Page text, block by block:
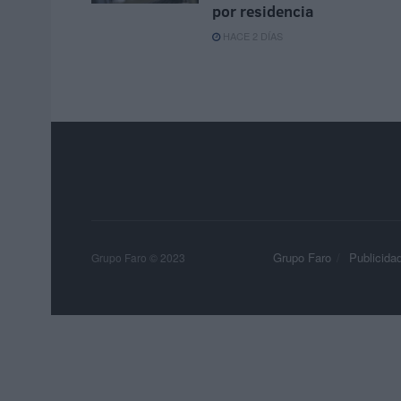
por residencia
HACE 2 DÍAS
Grupo Faro
Grupo Faro © 2023